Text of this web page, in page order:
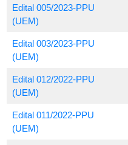
Edital 005/2023-PPU
(UEM)
Edital 003/2023-PPU
(UEM)
Edital 012/2022-PPU
(UEM)
Edital 011/2022-PPU
(UEM)